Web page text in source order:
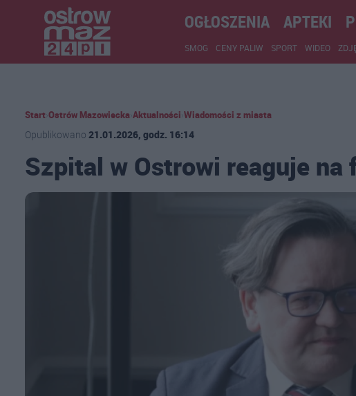
OGŁOSZENIA APTEKI
SMOG CENY PALIW SPORT WIDEO
Start Ostrów Mazowiecka Aktualności Wiadomości z miasta
Opublikowano 21.01.2026, godz. 16:14
Szpital w Ostrowi reaguje